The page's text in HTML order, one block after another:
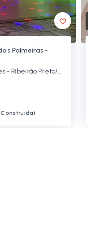
Palmeiras -
Residencial Parque dos Servidores - Ribeirão Preto/SP
Construída)